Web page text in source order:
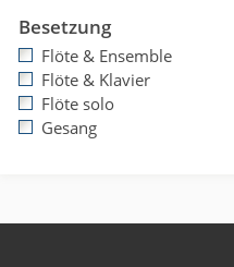
Besetzung
Flöte & Ensemble
Flöte & Klavier
Flöte solo
Gesang